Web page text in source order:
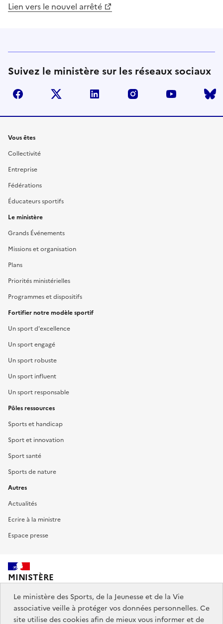
Lien vers le nouvel arrêté
Suivez le ministère sur les réseaux sociaux
facebook twitter linkedin instagram youtube
Liens
Vous êtes
Collectivité
Entreprise
Fédérations
Éducateurs sportifs
Le ministère
Grands Événements
Missions et organisation
Plans
Priorités ministérielles
Programmes et dispositifs
Fortifier notre modèle sportif
Un sport d'excellence
Un sport engagé
Un sport robuste
Un sport influent
Un sport responsable
Pôles ressources
Sports et handicap
Sport et innovation
Sport santé
Sports de nature
Autres
Actualités
Ecrire à la ministre
Espace presse
MINISTÈRE
DES SPORTS,
DE LA JEUNESSE
ET DE LA VIE ASSOCIATIVE
Le ministère des Sports, de la Jeunesse et de la Vie
associative veille à protéger vos données personnelles. Ce
site utilise des cookies afin de mieux vous informer et de